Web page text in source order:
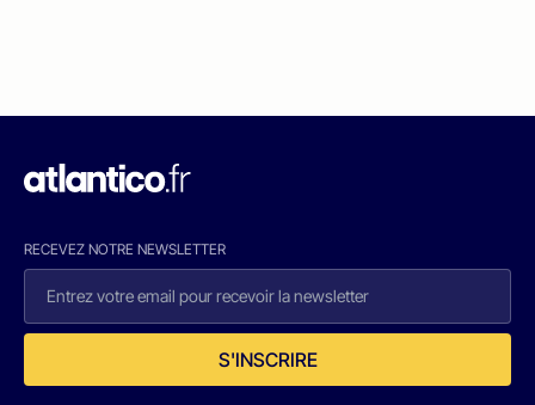
RECEVEZ NOTRE NEWSLETTER
S'INSCRIRE